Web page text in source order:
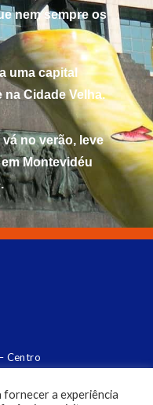
nem sempre os
uma capital
na Cidade Velha.
no verão, leve
Montevidéu
Centro
fornecer a experiência